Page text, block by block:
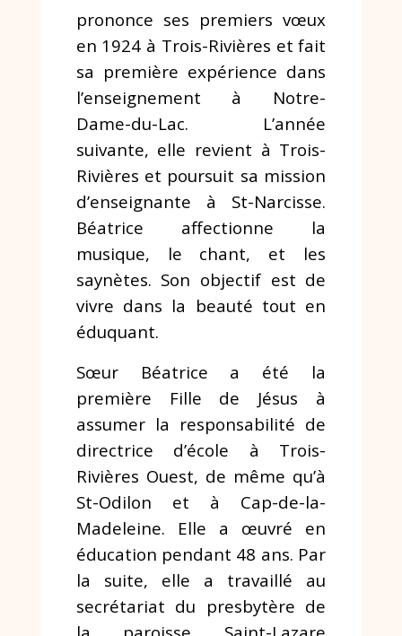
prononce ses premiers vœux
en 1924 à Trois-Rivières et fait
sa première expérience dans
l’enseignement à Notre-
Dame-du-Lac. L’année
suivante, elle revient à Trois-
Rivières et poursuit sa mission
d’enseignante à St-Narcisse.
Béatrice affectionne la
musique, le chant, et les
saynètes. Son objectif est de
vivre dans la beauté tout en
éduquant.
Sœur Béatrice a été la
première Fille de Jésus à
assumer la responsabilité de
directrice d’école à Trois-
Rivières Ouest, de même qu’à
St-Odilon et à Cap-de-la-
Madeleine. Elle a œuvré en
éducation pendant 48 ans. Par
la suite, elle a travaillé au
secrétariat du presbytère de